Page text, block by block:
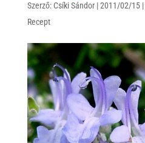
Szerző: Csíki Sándor|2011/02/15|
Recept